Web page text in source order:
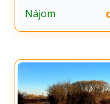
Nájom